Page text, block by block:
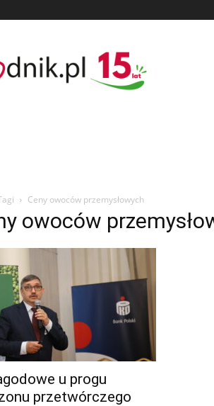
Ceny owoców przemysłowych
owoców
u progu
przetwórczego